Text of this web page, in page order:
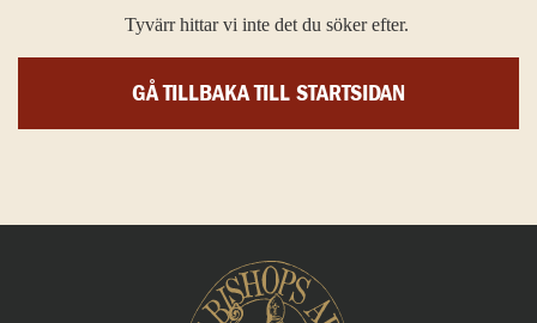
Tyvärr hittar vi inte det du söker efter.
GÅ TILLBAKA TILL STARTSIDAN